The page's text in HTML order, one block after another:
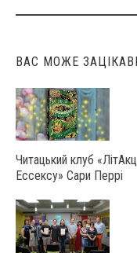
ВАС МОЖЕ
Читацький клуб
Ессексу» Сари Перрі